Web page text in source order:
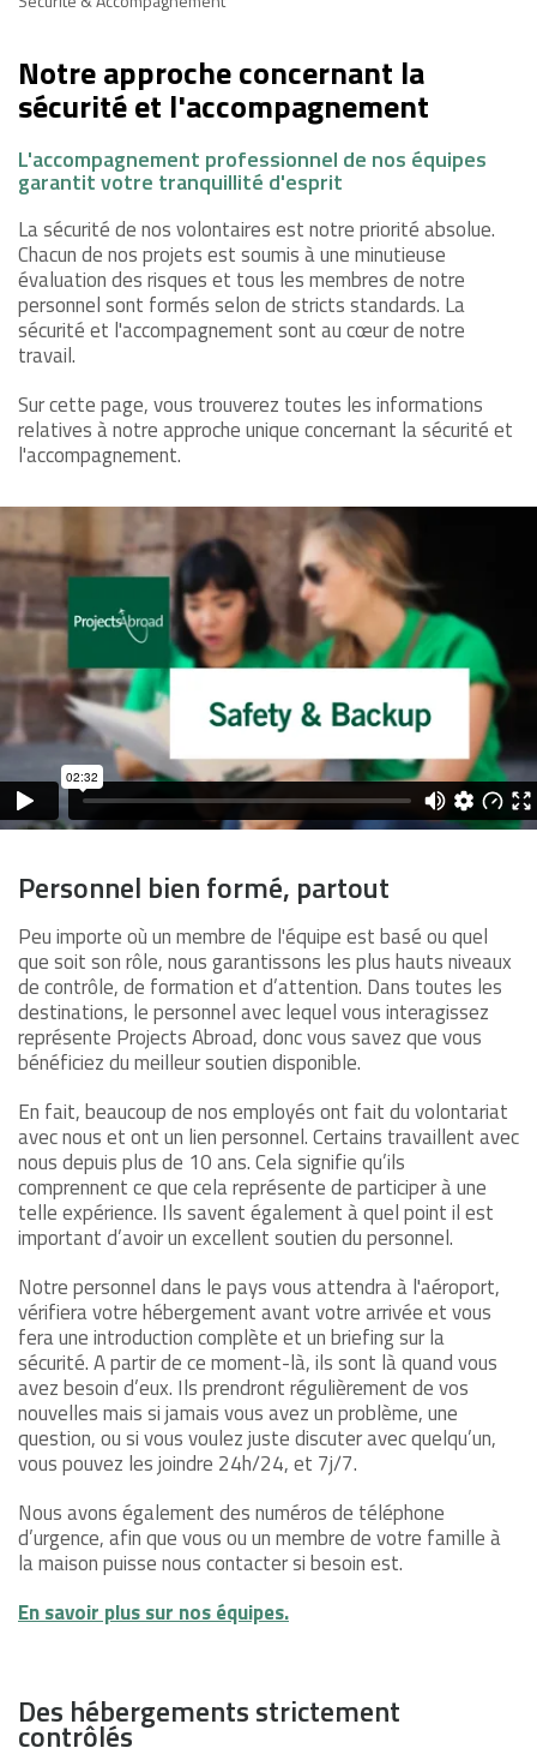
Notre approche concernant la
sécurité et l'accompagnement
L'accompagnement professionnel de nos équipes
garantit votre tranquillité d'esprit
La sécurité de nos volontaires est notre priorité absolue.
Chacun de nos projets est soumis à une minutieuse
évaluation des risques et tous les membres de notre
personnel sont formés selon de stricts standards. La
sécurité et l'accompagnement sont au cœur de notre
travail.
Sur cette page, vous trouverez toutes les informations
relatives à notre approche unique concernant la sécurité et
l'accompagnement.
Personnel bien formé, partout
Peu importe où un membre de l'équipe est basé ou quel
que soit son rôle, nous garantissons les plus hauts niveaux
de contrôle, de formation et d’attention. Dans toutes les
destinations, le personnel avec lequel vous interagissez
représente Projects Abroad, donc vous savez que vous
bénéficiez du meilleur soutien disponible.
En fait, beaucoup de nos employés ont fait du volontariat
avec nous et ont un lien personnel. Certains travaillent avec
nous depuis plus de 10 ans. Cela signifie qu’ils
comprennent ce que cela représente de participer à une
telle expérience. Ils savent également à quel point il est
important d’avoir un excellent soutien du personnel.
Notre personnel dans le pays vous attendra à l'aéroport,
vérifiera votre hébergement avant votre arrivée et vous
fera une introduction complète et un briefing sur la
sécurité. A partir de ce moment-là, ils sont là quand vous
avez besoin d’eux. Ils prendront régulièrement de vos
nouvelles mais si jamais vous avez un problème, une
question, ou si vous voulez juste discuter avec quelqu’un,
vous pouvez les joindre 24h/24, et 7j/7.
Nous avons également des numéros de téléphone
d’urgence, afin que vous ou un membre de votre famille à
la maison puisse nous contacter si besoin est.
En savoir plus sur nos équipes.
Des hébergements strictement
contrôlés